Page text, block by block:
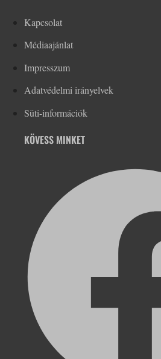
Kapcsolat
Médiaajánlat
Impresszum
Adatvédelmi irányelvek
Süti-információk
KÖVESS MINKET